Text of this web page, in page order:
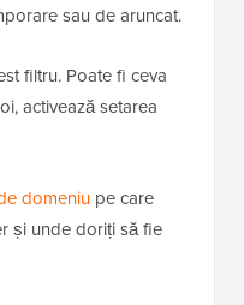
sau de aruncat.
filtru. Poate fi ceva
activează setarea
domeniu pe care
și unde doriți să fie